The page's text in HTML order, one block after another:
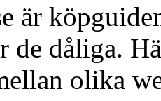
är
de dåliga.
olika